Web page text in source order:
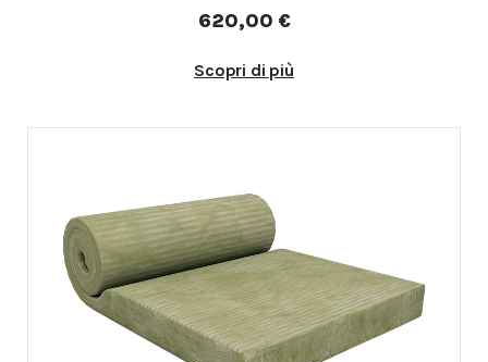
620,00 €
Scopri di più